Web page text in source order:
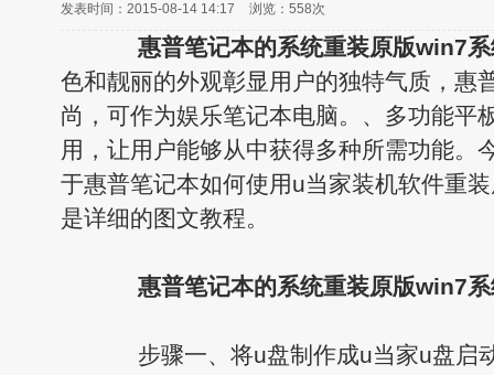
发表时间：2015-08-14 14:17 浏览： 558次
惠普笔记本的系统重装原版win7
色和靓丽的外观彰显用户的独特气质，惠
尚，可作为娱乐笔记本电脑。、多功能平
用，让用户能够从中获得多种所需功能。
于惠普笔记本如何使用u当家装机软件重
是详细的图文教程。
惠普笔记本的系统重装原版win7
步骤一、将u盘制作成u当家u盘启